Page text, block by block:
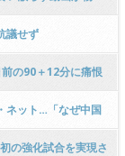
★]
議せず
の90＋12分に痛恨
ネット…「なぜ中国
の強化試合を実現さ